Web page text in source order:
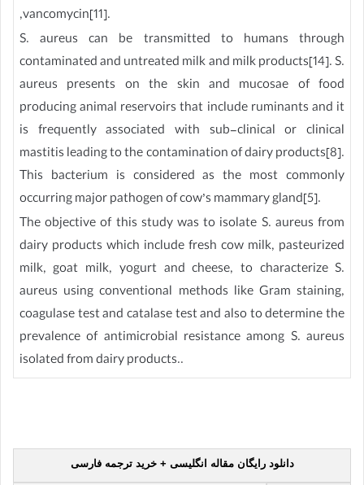
,vancomycin[11].
S. aureus can be transmitted to humans through
contaminated and untreated milk and milk products[14]. S.
aureus presents on the skin and mucosae of food
producing animal reservoirs that include ruminants and it
is frequently associated with sub-clinical or clinical
mastitis leading to the contamination of dairy products[8].
This bacterium is considered as the most commonly
occurring major pathogen of cow’s mammary gland[5].
The objective of this study was to isolate S. aureus from
dairy products which include fresh cow milk, pasteurized
milk, goat milk, yogurt and cheese, to characterize S.
aureus using conventional methods like Gram staining,
coagulase test and catalase test and also to determine the
prevalence of antimicrobial resistance among S. aureus
isolated from dairy products..
دانلود رایگان مقاله انگلیسی + خرید ترجمه فارسی